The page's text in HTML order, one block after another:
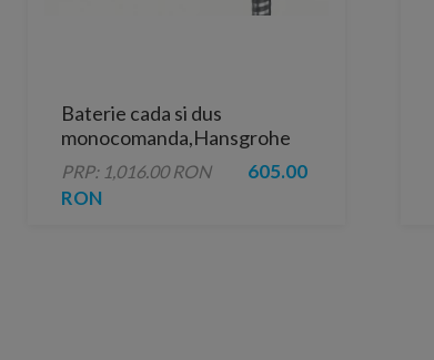
Baterie cada si dus
monocomanda,Hansgrohe
Focus
PRP: 1,016.00 RON
605.00
RON